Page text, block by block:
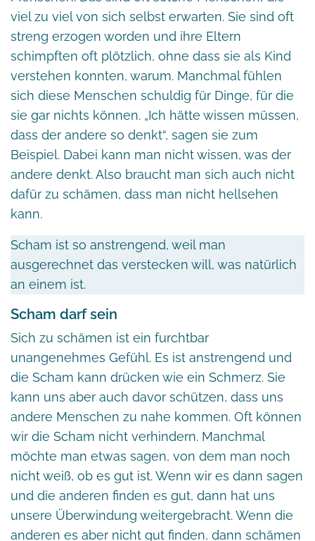
viel zu viel von sich selbst erwarten. Sie sind oft
streng erzogen worden und ihre Eltern
schimpften oft plötzlich, ohne dass sie als Kind
verstehen konnten, warum. Manchmal fühlen
sich diese Menschen schuldig für Dinge, für die
sie gar nichts können. „Ich hätte wissen müssen,
dass der andere so denkt“, sagen sie zum
Beispiel. Dabei kann man nicht wissen, was der
andere denkt. Also braucht man sich auch nicht
dafür zu schämen, dass man nicht hellsehen
kann.
Scham ist so anstrengend, weil man
ausgerechnet das verstecken will, was natürlich
an einem ist.
Scham darf sein
Sich zu schämen ist ein furchtbar
unangenehmes Gefühl. Es ist anstrengend und
die Scham kann drücken wie ein Schmerz. Sie
kann uns aber auch davor schützen, dass uns
andere Menschen zu nahe kommen. Oft können
wir die Scham nicht verhindern. Manchmal
möchte man etwas sagen, von dem man noch
nicht weiß, ob es gut ist. Wenn wir es dann sagen
und die anderen finden es gut, dann hat uns
unsere Überwindung weitergebracht. Wenn die
anderen es aber nicht gut finden, dann schämen